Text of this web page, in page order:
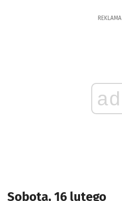
REKLAMA
ad
Sobota, 16 lutego